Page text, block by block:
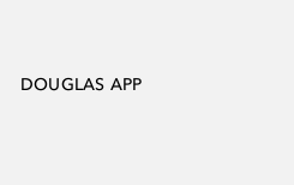
DOUGLAS APP